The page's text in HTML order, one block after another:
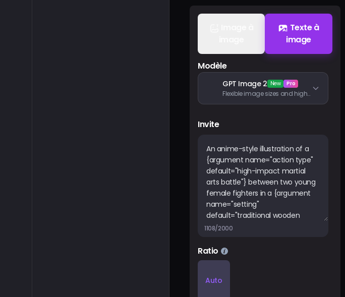
Texte à
image
Modèle
GPT Image 2 New Pro
Flexible image sizes and high-fidelity image inputs
Invite
1108/2000
Ratio
Auto